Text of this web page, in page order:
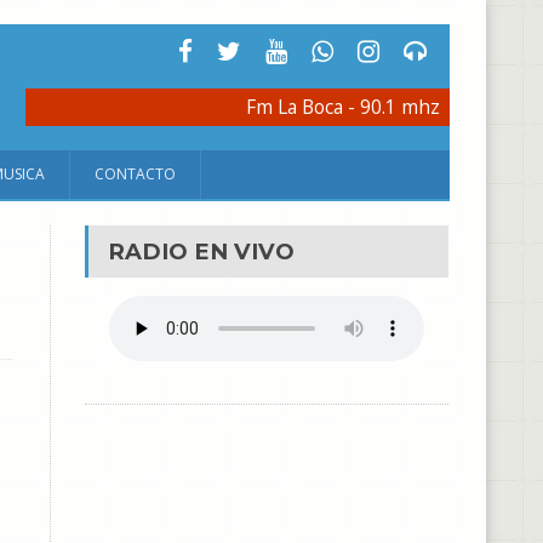
Fm La Boca - 90.1 mhz
CONTACTO
RADIO EN VIVO